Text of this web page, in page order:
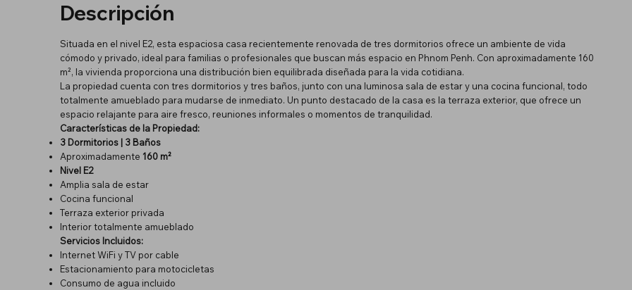
Descripción
Situada en el nivel E2, esta espaciosa casa recientemente renovada de tres dormitorios ofrece un ambiente de vida
cómodo y privado, ideal para familias o profesionales que buscan más espacio en Phnom Penh. Con aproximadamente 160
m², la vivienda proporciona una distribución bien equilibrada diseñada para la vida cotidiana.
La propiedad cuenta con tres dormitorios y tres baños, junto con una luminosa sala de estar y una cocina funcional, todo
totalmente amueblado para mudarse de inmediato. Un punto destacado de la casa es la terraza exterior, que ofrece un
espacio relajante para aire fresco, reuniones informales o momentos de tranquilidad.
Características de la Propiedad:
3 Dormitorios | 3 Baños
Aproximadamente 160 m²
Nivel E2
Amplia sala de estar
Cocina funcional
Terraza exterior privada
Interior totalmente amueblado
Servicios Incluidos:
Internet WiFi y TV por cable
Estacionamiento para motocicletas
Consumo de agua incluido